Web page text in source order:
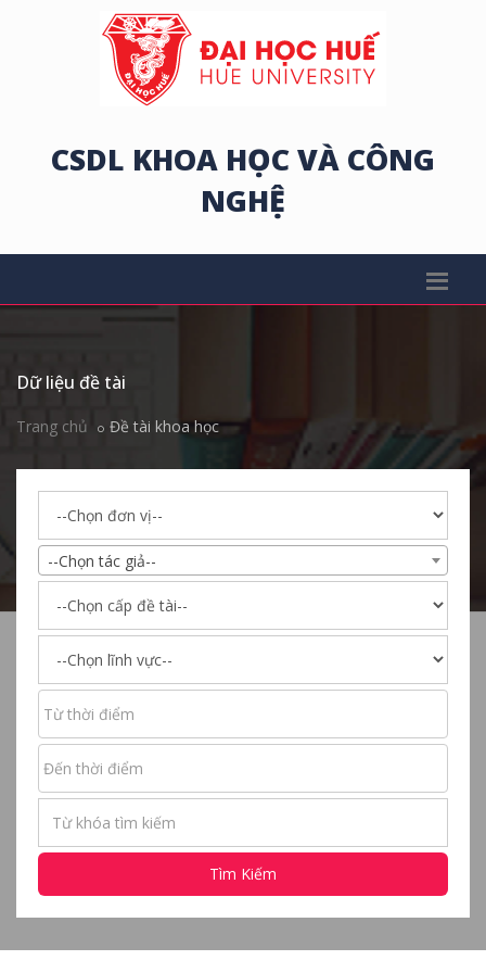
CSDL KHOA HỌC VÀ CÔNG
NGHỆ
Dữ liệu đề tài
Trang chủ Đề tài khoa học
--Chọn tác giả--
Tìm Kiếm